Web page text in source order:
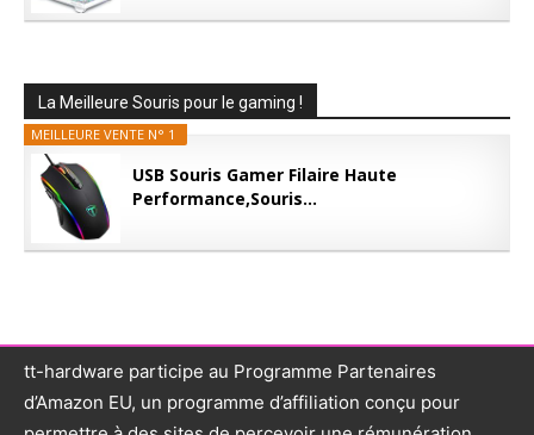
La Meilleure Souris pour le gaming !
MEILLEURE VENTE N° 1
USB Souris Gamer Filaire Haute
Performance,Souris...
tt-hardware participe au Programme Partenaires
d’Amazon EU, un programme d’affiliation conçu pour